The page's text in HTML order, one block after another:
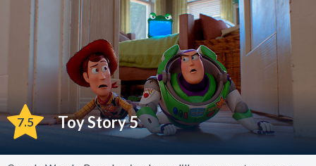
7.5 Toy Story 5